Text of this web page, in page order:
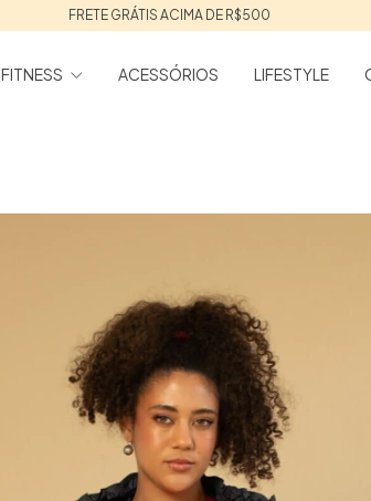
FRETE GRÁTIS ACIMA DE R$500
FITNESS ACESSÓRIOS LIFESTYLE